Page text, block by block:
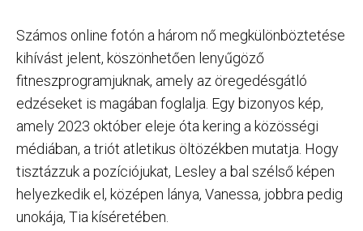
Számos online fotón a három nő megkülönböztetése
kihívást jelent, köszönhetően lenyűgöző
fitneszprogramjuknak, amely az öregedésgátló
edzéseket is magában foglalja. Egy bizonyos kép,
amely 2023 október eleje óta kering a közösségi
médiában, a triót atletikus öltözékben mutatja. Hogy
tisztázzuk a pozíciójukat, Lesley a bal szélső képen
helyezkedik el, középen lánya, Vanessa, jobbra pedig
unokája, Tia kíséretében.